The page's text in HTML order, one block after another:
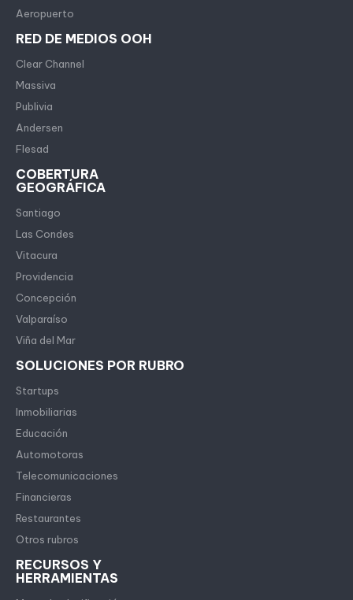
Aeropuerto
RED DE MEDIOS OOH
Clear Channel
Massiva
Publivia
Andersen
Flesad
COBERTURA
GEOGRÁFICA
Santiago
Las Condes
Vitacura
Providencia
Concepción
Valparaíso
Viña del Mar
SOLUCIONES POR RUBRO
Startups
Inmobiliarias
Educación
Automotoras
Telecomunicaciones
Financieras
Restaurantes
Otros rubros
RECURSOS Y
HERRAMIENTAS